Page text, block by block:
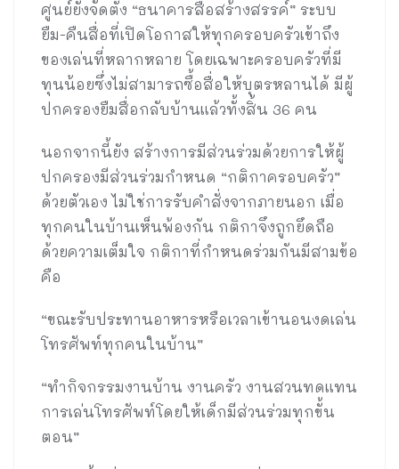
ศูนย์ยังจัดตั้ง “ธนาคารสื่อสร้างสรรค์” ระบบ
ยืม-คืนสื่อที่เปิดโอกาสให้ทุกครอบครัวเข้าถึง
ของเล่นที่หลากหลาย โดยเฉพาะครอบครัวที่มี
ทุนน้อยซึ่งไม่สามารถซื้อสื่อให้บุตรหลานได้ มีผู้
ปกครองยืมสื่อกลับบ้านแล้วทั้งสิ้น 36 คน
นอกจากนี้ยัง สร้างการมีส่วนร่วมด้วยการให้ผู้
ปกครองมีส่วนร่วมกำหนด “กติกาครอบครัว”
ด้วยตัวเอง ไม่ใช่การรับคำสั่งจากภายนอก เมื่อ
ทุกคนในบ้านเห็นพ้องกัน กติกาจึงถูกยึดถือ
ด้วยความเต็มใจ กติกาที่กำหนดร่วมกันมีสามข้อ
คือ
“ขณะรับประทานอาหารหรือเวลาเข้านอนงดเล่น
โทรศัพท์ทุกคนในบ้าน”
“ทำกิจกรรมงานบ้าน งานครัว งานสวนทดแทน
การเล่นโทรศัพท์โดยให้เด็กมีส่วนร่วมทุกขั้น
ตอน”